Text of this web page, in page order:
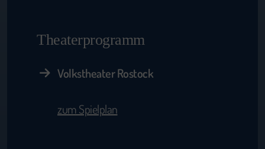
Theaterprogramm
Volkstheater Rostock
zum Spielplan